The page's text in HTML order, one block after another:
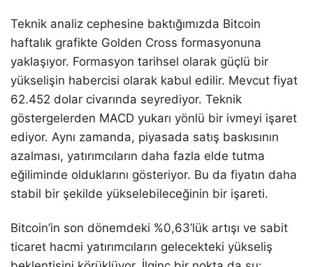
Teknik analiz cephesine baktığımızda Bitcoin
haftalık grafikte Golden Cross formasyonuna
yaklaşıyor. Formasyon tarihsel olarak güçlü bir
yükselişin habercisi olarak kabul edilir. Mevcut fiyat
62.452 dolar civarında seyrediyor. Teknik
göstergelerden MACD yukarı yönlü bir ivmeyi işaret
ediyor. Aynı zamanda, piyasada satış baskısının
azalması, yatırımcıların daha fazla elde tutma
eğiliminde olduklarını gösteriyor. Bu da fiyatın daha
stabil bir şekilde yükselebileceğinin bir işareti.
Bitcoin’in son dönemdeki %0,63’lük artışı ve sabit
ticaret hacmi yatırımcıların gelecekteki yükseliş